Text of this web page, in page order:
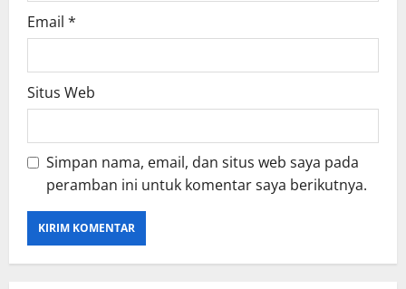
Email *
Situs Web
Simpan nama, email, dan situs web saya pada
peramban ini untuk komentar saya berikutnya.